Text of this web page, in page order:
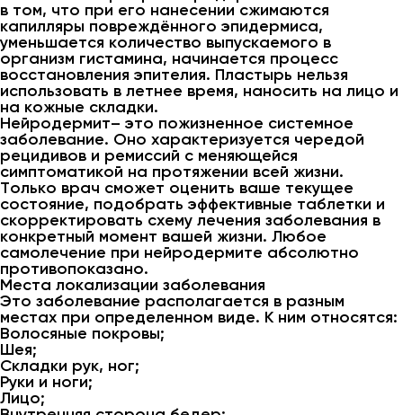
в том, что при его нанесении сжимаются
капилляры повреждённого эпидермиса,
уменьшается количество выпускаемого в
организм гистамина, начинается процесс
восстановления эпителия. Пластырь нельзя
использовать в летнее время, наносить на лицо и
на кожные складки.
Нейродермит– это пожизненное системное
заболевание. Оно характеризуется чередой
рецидивов и ремиссий с меняющейся
симптоматикой на протяжении всей жизни.
Только врач сможет оценить ваше текущее
состояние, подобрать эффективные таблетки и
скорректировать схему лечения заболевания в
конкретный момент вашей жизни. Любое
самолечение при нейродермите абсолютно
противопоказано.
Места локализации заболевания
Это заболевание располагается в разным
местах при определенном виде. К ним относятся:
Волосяные покровы;
Шея;
Складки рук, ног;
Руки и ноги;
Лицо;